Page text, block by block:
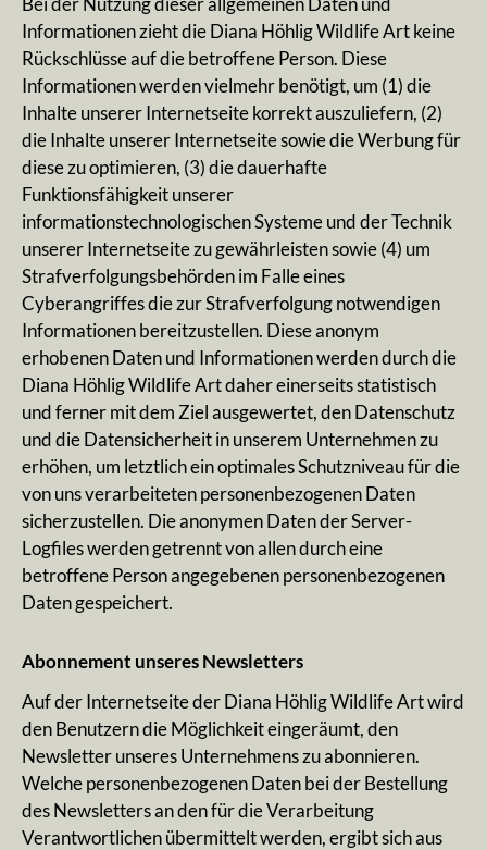
Informationen zieht die Diana Höhlig Wildlife Art keine
Rückschlüsse auf die betroffene Person. Diese
Informationen werden vielmehr benötigt, um (1) die
Inhalte unserer Internetseite korrekt auszuliefern, (2)
die Inhalte unserer Internetseite sowie die Werbung für
diese zu optimieren, (3) die dauerhafte
Funktionsfähigkeit unserer
informationstechnologischen Systeme und der Technik
unserer Internetseite zu gewährleisten sowie (4) um
Strafverfolgungsbehörden im Falle eines
Cyberangriffes die zur Strafverfolgung notwendigen
Informationen bereitzustellen. Diese anonym
erhobenen Daten und Informationen werden durch die
Diana Höhlig Wildlife Art daher einerseits statistisch
und ferner mit dem Ziel ausgewertet, den Datenschutz
und die Datensicherheit in unserem Unternehmen zu
erhöhen, um letztlich ein optimales Schutzniveau für die
von uns verarbeiteten personenbezogenen Daten
sicherzustellen. Die anonymen Daten der Server-
Logfiles werden getrennt von allen durch eine
betroffene Person angegebenen personenbezogenen
Daten gespeichert.
Abonnement unseres Newsletters
Auf der Internetseite der Diana Höhlig Wildlife Art wird
den Benutzern die Möglichkeit eingeräumt, den
Newsletter unseres Unternehmens zu abonnieren.
Welche personenbezogenen Daten bei der Bestellung
des Newsletters an den für die Verarbeitung
Verantwortlichen übermittelt werden, ergibt sich aus